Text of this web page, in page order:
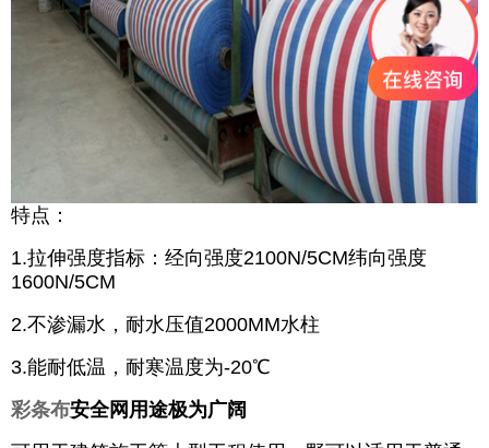
特点：
1.拉伸强度指标：经向强度2100N/5CM纬向强度
1600N/5CM
2.不渗漏水，耐水压值2000MM水柱
3.能耐低温，耐寒温度为-20℃
彩条布安全网用途极为广阔